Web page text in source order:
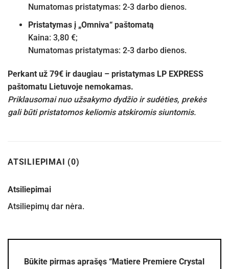
Numatomas pristatymas: 2-3 darbo dienos.
Pristatymas į „Omniva“ paštomatą
Kaina: 3,80 €;
Numatomas pristatymas: 2-3 darbo dienos.
Perkant už 79€ ir daugiau – pristatymas LP EXPRESS
paštomatu Lietuvoje nemokamas.
Priklausomai nuo užsakymo dydžio ir sudėties, prekės
gali būti pristatomos keliomis atskiromis siuntomis.
ATSILIEPIMAI (0)
Atsiliepimai
Atsiliepimų dar nėra.
Būkite pirmas aprašęs “Matiere Premiere Crystal